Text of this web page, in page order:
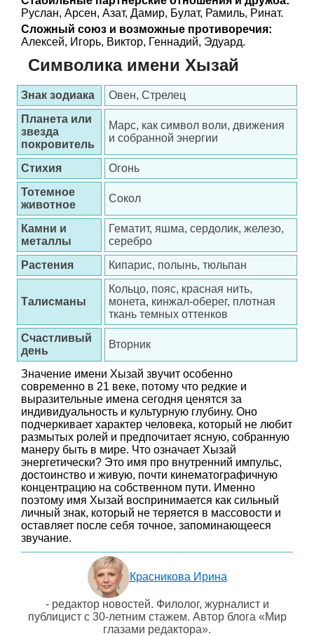
Руслан, Арсен, Азат, Дамир, Булат, Рамиль, Ринат.
Сложный союз и возможные противоречия:
Алексей, Игорь, Виктор, Геннадий, Эдуард.
Символика имени Хызай
Знак зодиака
Овен, Стрелец
Планета или
звезда
покровитель
Марс, как символ воли, движения
и собранной энергии
Стихия
Огонь
Тотемное
животное
Сокол
Камни и
металлы
Гематит, яшма, сердолик, железо,
серебро
Растения
Кипарис, полынь, тюльпан
Талисманы
Кольцо, пояс, красная нить,
монета, кинжал-оберег, плотная
ткань темных оттенков
Счастливый
день
Вторник
Значение имени Хызай звучит особенно
современно в 21 веке, потому что редкие и
выразительные имена сегодня ценятся за
индивидуальность и культурную глубину. Оно
подчеркивает характер человека, который не любит
размытых ролей и предпочитает ясную, собранную
манеру быть в мире. Что означает Хызай
энергетически? Это имя про внутренний импульс,
достоинство и живую, почти кинематографичную
концентрацию на собственном пути. Именно
поэтому имя Хызай воспринимается как сильный
личный знак, который не теряется в массовости и
оставляет после себя точное, запоминающееся
звучание.
Красникова Ирина
- редактор новостей. Филолог, журналист и
публицист с 30-летним стажем. Автор блога «Мир
глазами редактора».